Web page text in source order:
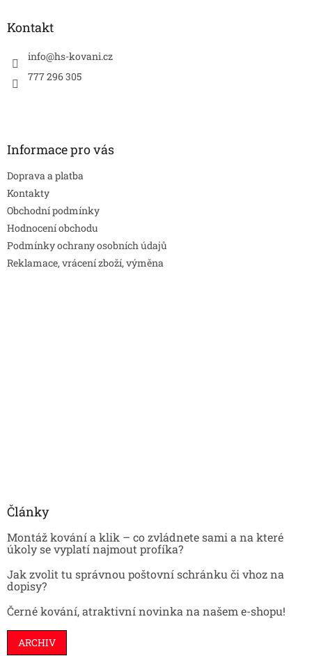
Kontakt
info@hs-kovani.cz
777 296 305
Informace pro vás
Doprava a platba
Kontakty
Obchodní podmínky
Hodnocení obchodu
Podmínky ochrany osobních údajů
Reklamace, vrácení zboží, výměna
Články
Montáž kování a klik – co zvládnete sami a na které
úkoly se vyplatí najmout profíka?
Jak zvolit tu správnou poštovní schránku či vhoz na
dopisy?
Černé kování, atraktivní novinka na našem e-shopu!
ARCHIV